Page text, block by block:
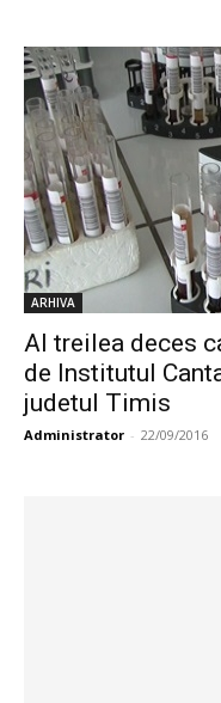
ARHIVA
Al treilea deces
de Institutul
judetul Timis
Administrator - 22/09/2016